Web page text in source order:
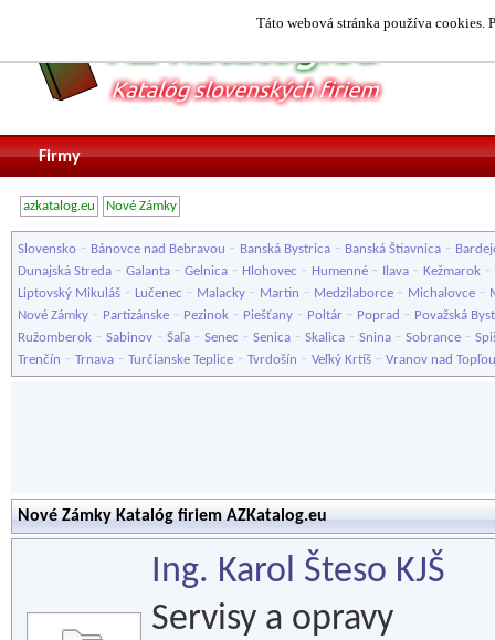
Táto webová stránka používa cookies.
Firmy
azkatalog.eu Nové Zámky
Slovensko - Bánovce nad Bebravou - Banská Bystrica - Banská Štiavnica -
Dunajská Streda - Galanta - Gelnica - Hlohovec - Humenné - Ilava - Kežmarok -
Liptovský Mikuláš - Lučenec - Malacky - Martin - Medzilaborce - Michalovce -
Nové Zámky - Partizánske - Pezinok - Piešťany - Poltár - Poprad - Považská
Ružomberok - Sabinov - Šaľa - Senec - Senica - Skalica - Snina - Sobrance -
Trenčín - Trnava - Turčianske Teplice - Tvrdošín - Veľký Krtíš - Vranov nad Topľou
Nové Zámky Katalóg firiem AZKatalog.eu
Ing. Karol Šteso KJŠ
Servisy a opravy